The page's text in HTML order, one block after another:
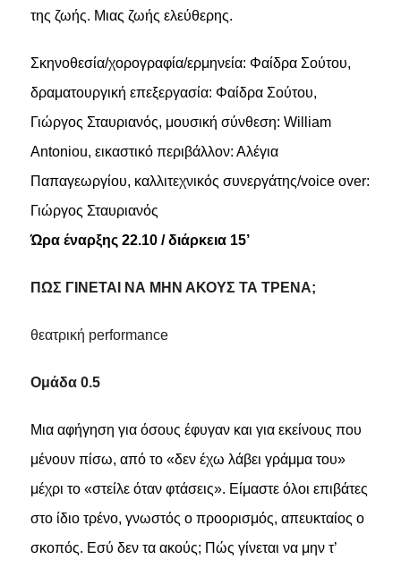
της ζωής. Μιας ζωής ελεύθερης.
Σκηνοθεσία/χορογραφία/ερμηνεία: Φαίδρα Σούτου,
δραματουργική επεξεργασία: Φαίδρα Σούτου,
Γιώργος Σταυριανός, μουσική σύνθεση: William
Antoniou, εικαστικό περιβάλλον: Αλέγια
Παπαγεωργίου, καλλιτεχνικός συνεργάτης/voice over:
Γιώργος Σταυριανός
Ώρα έναρξης 22.10 / διάρκεια 15’
ΠΩΣ ΓΙΝΕΤΑΙ ΝΑ ΜΗΝ ΑΚΟΥΣ ΤΑ ΤΡΕΝΑ;
θεατρική performance
Ομάδα 0.5
Μια αφήγηση για όσους έφυγαν και για εκείνους που
μένουν πίσω, από το «δεν έχω λάβει γράμμα του»
μέχρι το «στείλε όταν φτάσεις». Είμαστε όλοι επιβάτες
στο ίδιο τρένο, γνωστός ο προορισμός, απευκταίος ο
σκοπός. Εσύ δεν τα ακούς; Πώς γίνεται να μην τ’